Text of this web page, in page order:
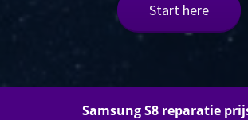
Start here
Samsung S8 reparatie